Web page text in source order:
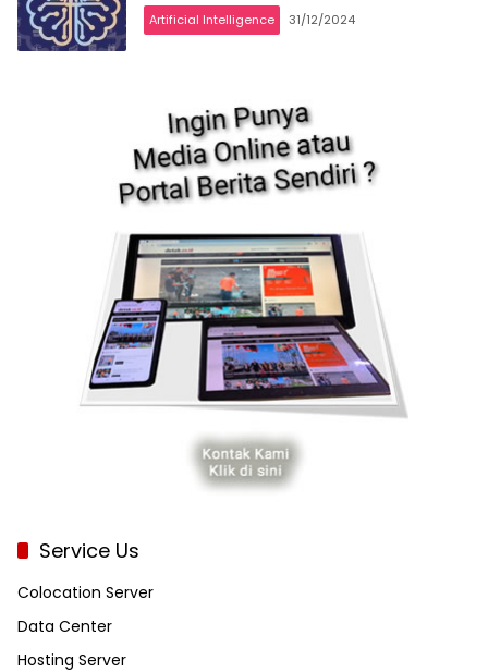
Artificial Intelligence 31/12/2024
Service Us
Colocation Server
Data Center
Hosting Server